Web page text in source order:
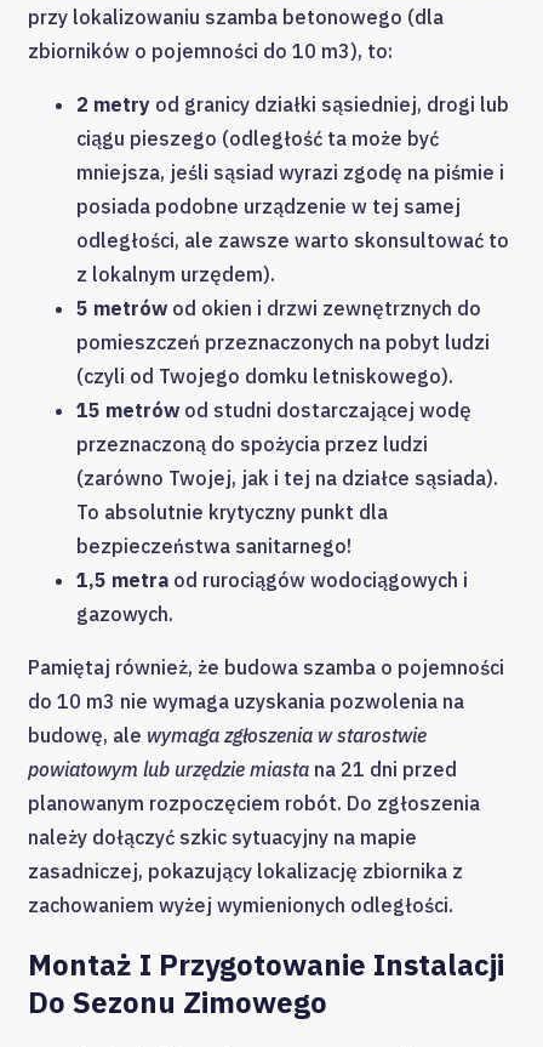
przy lokalizowaniu szamba betonowego (dla
zbiorników o pojemności do 10 m3), to:
2 metry od granicy działki sąsiedniej, drogi lub
ciągu pieszego (odległość ta może być
mniejsza, jeśli sąsiad wyrazi zgodę na piśmie i
posiada podobne urządzenie w tej samej
odległości, ale zawsze warto skonsultować to
z lokalnym urzędem).
5 metrów od okien i drzwi zewnętrznych do
pomieszczeń przeznaczonych na pobyt ludzi
(czyli od Twojego domku letniskowego).
15 metrów od studni dostarczającej wodę
przeznaczoną do spożycia przez ludzi
(zarówno Twojej, jak i tej na działce sąsiada).
To absolutnie krytyczny punkt dla
bezpieczeństwa sanitarnego!
1,5 metra od rurociągów wodociągowych i
gazowych.
Pamiętaj również, że budowa szamba o pojemności
do 10 m3 nie wymaga uzyskania pozwolenia na
budowę, ale wymaga zgłoszenia w starostwie
powiatowym lub urzędzie miasta na 21 dni przed
planowanym rozpoczęciem robót. Do zgłoszenia
należy dołączyć szkic sytuacyjny na mapie
zasadniczej, pokazujący lokalizację zbiornika z
zachowaniem wyżej wymienionych odległości.
Montaż I Przygotowanie Instalacji
Do Sezonu Zimowego